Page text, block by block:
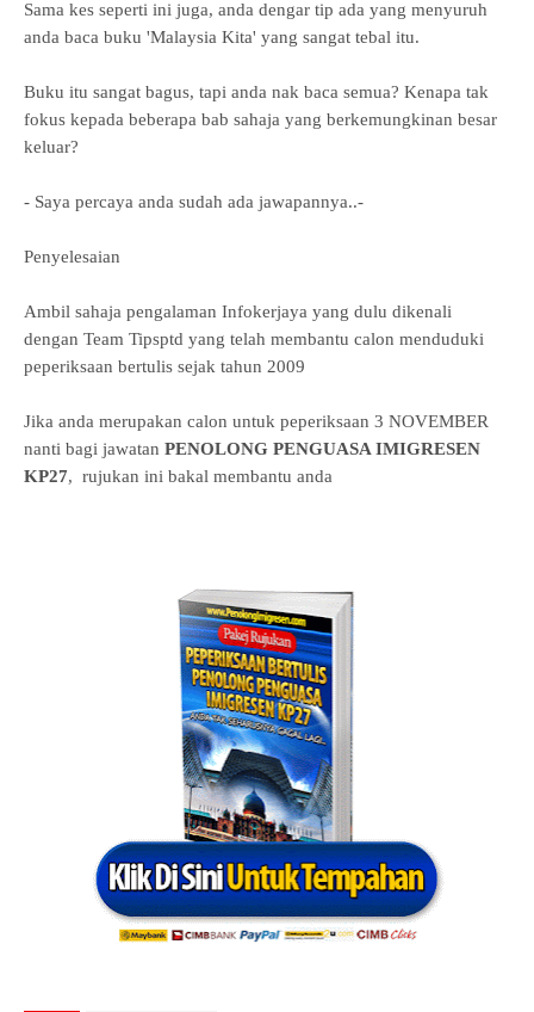
Sama kes seperti ini juga, anda dengar tip ada yang menyuruh
anda baca buku 'Malaysia Kita' yang sangat tebal itu.
Buku itu sangat bagus, tapi anda nak baca semua? Kenapa tak
fokus kepada beberapa bab sahaja yang berkemungkinan besar
keluar?
- Saya percaya anda sudah ada jawapannya..-
Penyelesaian
Ambil sahaja pengalaman Infokerjaya yang dulu dikenali
dengan Team Tipsptd yang telah membantu calon menduduki
peperiksaan bertulis sejak tahun 2009
Jika anda merupakan calon untuk peperiksaan 3 NOVEMBER
nanti bagi jawatan PENOLONG PENGUASA IMIGRESEN
KP27, rujukan ini bakal membantu anda